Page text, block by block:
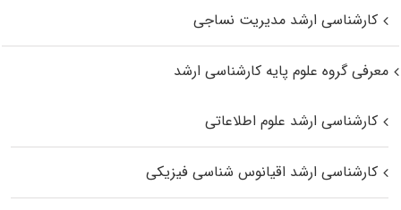
کارشناسی ارشد مدیریت نساجی
معرفی گروه علوم پایه کارشناسی ارشد
کارشناسی ارشد علوم اطلاعاتی
کارشناسی ارشد اقیانوس‌ شناسی فیزیکی